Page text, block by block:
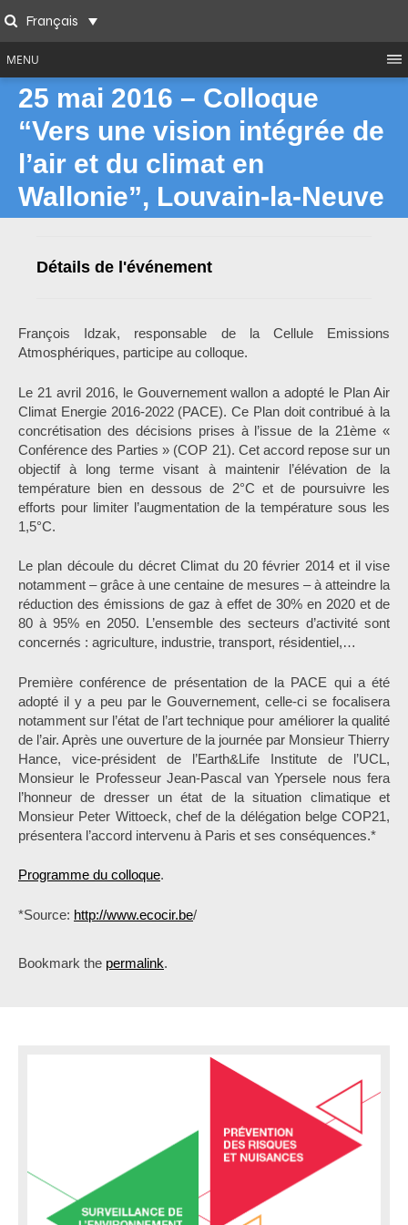
to
content
SearchFrançais
MENU
25 mai 2016 – Colloque
“Vers une vision intégrée de
l’air et du climat en
Wallonie”, Louvain-la-Neuve
Détails de l'événement
François Idzak, responsable de la Cellule Emissions
Atmosphériques, participe au colloque.
Le 21 avril 2016, le Gouvernement wallon a adopté le Plan Air
Climat Energie 2016-2022 (PACE). Ce Plan doit contribué à la
concrétisation des décisions prises à l’issue de la 21ème «
Conférence des Parties » (COP 21). Cet accord repose sur un
objectif à long terme visant à maintenir l’élévation de la
température bien en dessous de 2°C et de poursuivre les
efforts pour limiter l’augmentation de la température sous les
1,5°C.
Le plan découle du décret Climat du 20 février 2014 et il vise
notamment – grâce à une centaine de mesures – à atteindre la
réduction des émissions de gaz à effet de 30% en 2020 et de
80 à 95% en 2050. L’ensemble des secteurs d’activité sont
concernés : agriculture, industrie, transport, résidentiel,…
Première conférence de présentation de la PACE qui a été
adopté il y a peu par le Gouvernement, celle-ci se focalisera
notamment sur l’état de l’art technique pour améliorer la qualité
de l’air. Après une ouverture de la journée par Monsieur Thierry
Hance, vice-président de l’Earth&Life Institute de l’UCL,
Monsieur le Professeur Jean-Pascal van Ypersele nous fera
l’honneur de dresser un état de la situation climatique et
Monsieur Peter Wittoeck, chef de la délégation belge COP21,
présentera l’accord intervenu à Paris et ses conséquences.*
Programme du colloque.
*Source: http://www.ecocir.be/
Bookmark the permalink.
a